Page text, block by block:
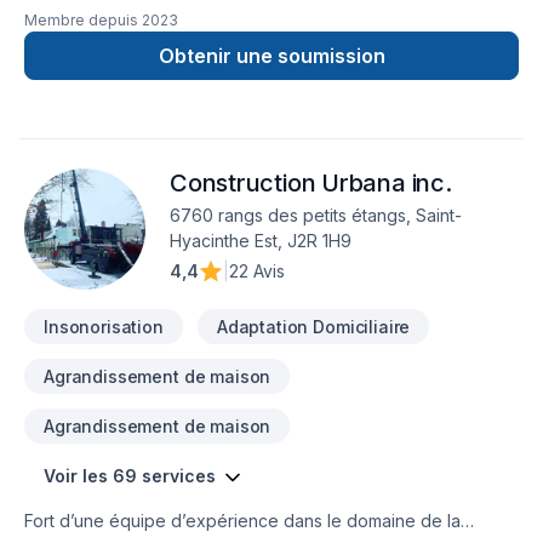
Membre depuis 2023
Obtenir une soumission
Construction Urbana inc.
6760 rangs des petits étangs, Saint-
Hyacinthe Est, J2R 1H9
4,4
22 Avis
Insonorisation Adaptation Domiciliaire
Agrandissement de maison
Agrandissement de maison
Voir les 69 services
Fort d’une équipe d’expérience dans le domaine de la